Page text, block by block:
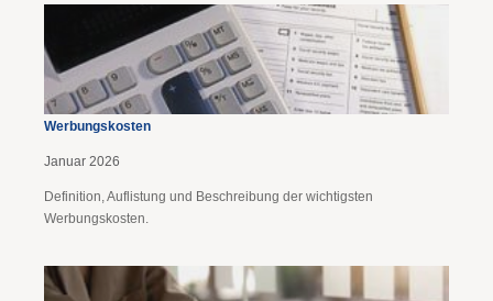
Werbungskosten
Januar 2026
Definition, Auflistung und Beschreibung der wichtigsten
Werbungskosten.